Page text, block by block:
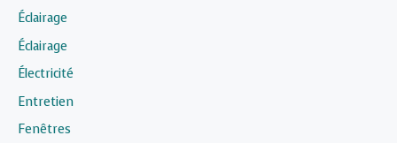
Éclairage
Éclairage
Électricité
Entretien
Fenêtres